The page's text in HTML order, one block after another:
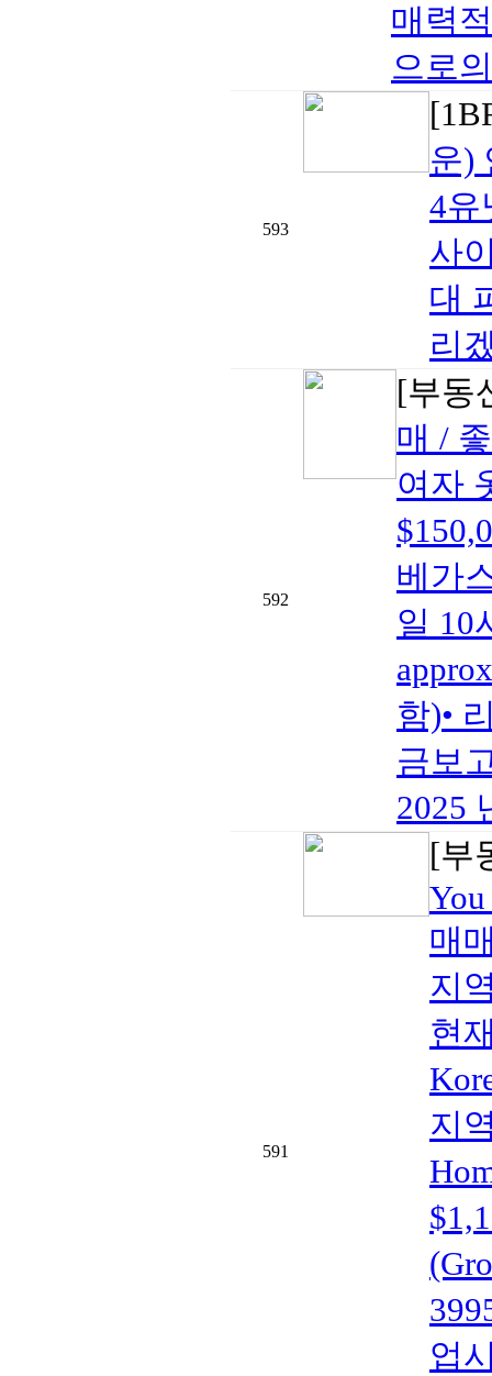
매력
으로
593
운)
4유
사
대
리
592
[부동
매 /
여자
베가
일 10
함)•
금보
2025
591
[부
매
지
현
지
업